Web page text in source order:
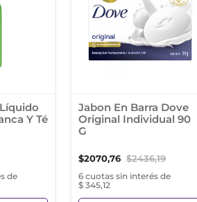
Y Té
de
Jabon En Barra Dove
Original Individual 90
G
$2070,76 $2436,19
6 cuotas sin interés de
$ 345,12